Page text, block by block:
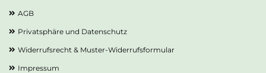
AGB
Privatsphäre und Datenschutz
Widerrufsrecht & Muster-Widerrufsformular
Impressum